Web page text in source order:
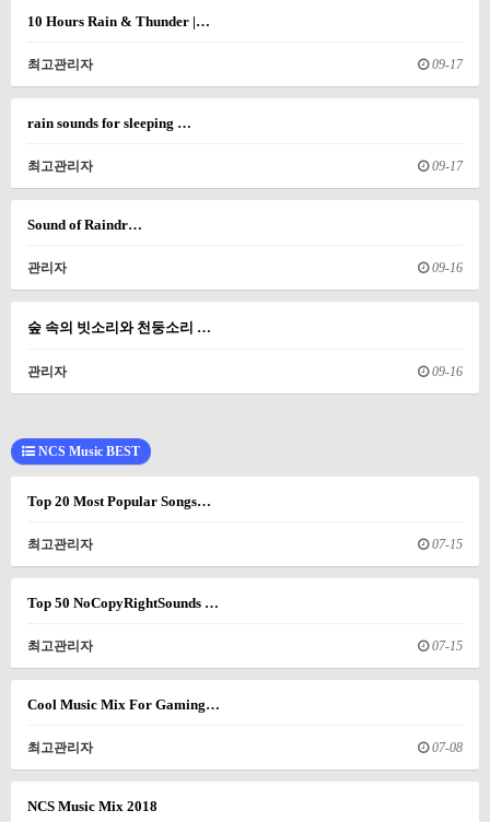
10 Hours Rain & Thunder |…
최고관리자 09-17
rain sounds for sleeping …
최고관리자 09-17
Sound of Raindr…
관리자 09-16
숲 속의 빗소리와 천둥소리 …
관리자 09-16
NCS Music BEST
Top 20 Most Popular Songs…
최고관리자 07-15
Top 50 NoCopyRightSounds …
최고관리자 07-15
Cool Music Mix For Gaming…
최고관리자 07-08
NCS Music Mix 2018